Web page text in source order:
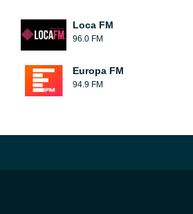
Loca FM
96.0 FM
Europa FM
94.9 FM